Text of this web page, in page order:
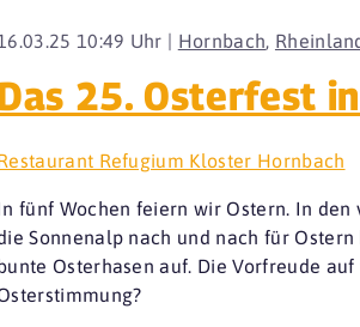
10:49 Uhr | Hornbach,
25. Osterfest
Refugium Kloster Hornbach
fünf Wochen feiern wir Ostern. In
Sonnenalp nach und nach für
Osterhasen auf. Die Vorfreude